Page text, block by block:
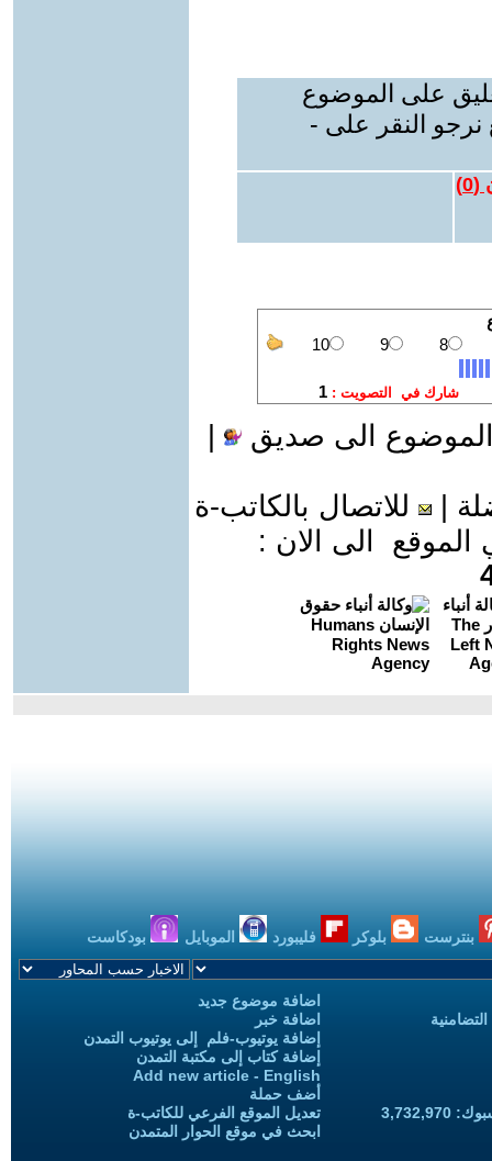
على الموضوع
نرجو النقر على -
(
0
)
الى صديق
للاتصال بالكاتب-ة
الى الان :
بنترست بلوكر فليبورد الموبايل بودكاست
اضافة موضوع جديد
اضافة خبر
إضافة يوتيوب-فلم إلى يوتيوب التمدن
إضافة كتاب إلى مكتبة التمدن
Add new article - English
أضف حملة
تعديل الموقع الفرعي للكاتب-ة
ابحث في موقع الحوار المتمدن